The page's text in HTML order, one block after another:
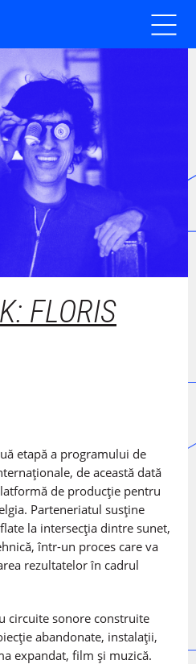
FLORIS
etapă a programului de
de această dată
de producție pentru
Parteneriatul susține
la intersecția dintre sunet,
într-un proces care va
rezultatelor în cadrul
circuite sonore construite
abandonate, instalații,
expandat, film și muzică.